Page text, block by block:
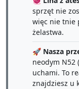
sprzęt nie
więc nie tnie
żelastwa.
🚀 Nasza
neodym N52
uchami. To
znajdziesz u